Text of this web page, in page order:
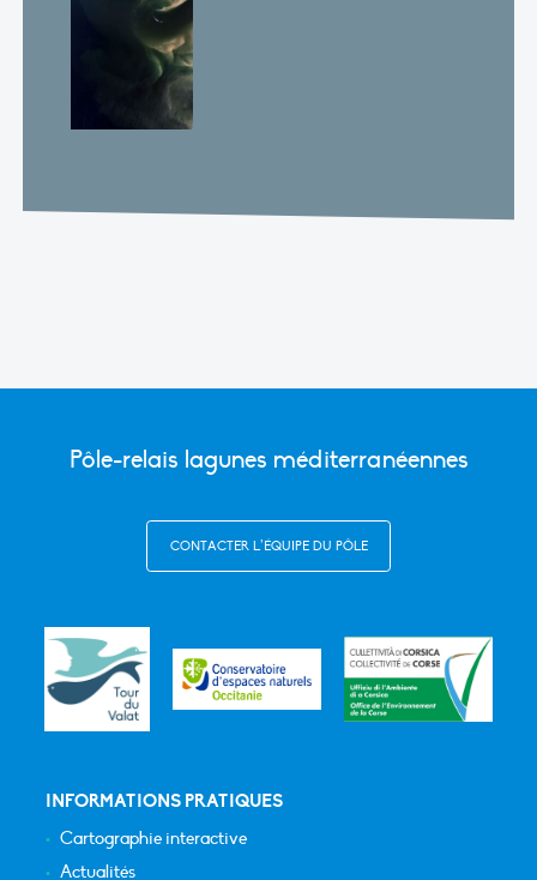
Pôle-relais lagunes méditerranéennes
CONTACTER L’ÉQUIPE DU PÔLE
INFORMATIONS PRATIQUES
Cartographie interactive
Actualités